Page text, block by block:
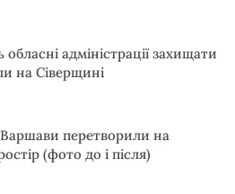
адміністрації захищати
на Сіверщині
Варшави перетворили на
(фото до і після)